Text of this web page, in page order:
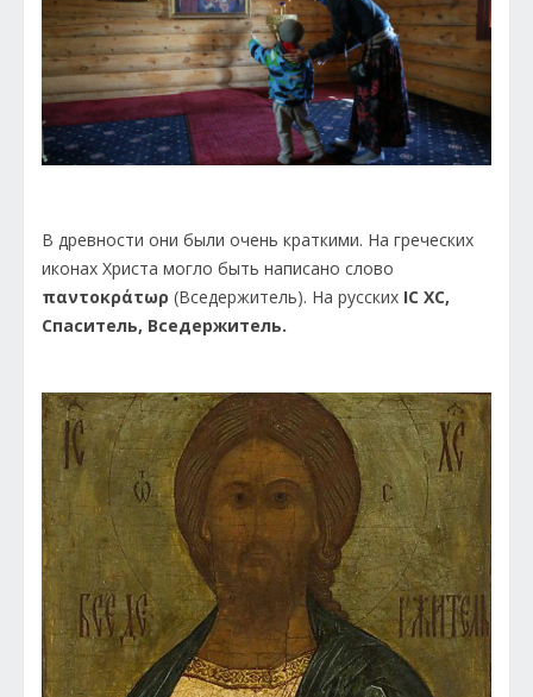
В древности они были очень краткими. На греческих
иконах Христа могло быть написано слово
παντοκράτωρ (Вседержитель). На русских IC ХС,
Спаситель, Вседержитель.